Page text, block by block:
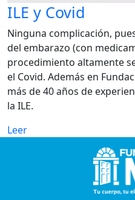
ILE y Covid
Ninguna complicación,
del embarazo (con
procedimiento altamente
el Covid. Además en
más de 40 años de
la ILE.
Leer